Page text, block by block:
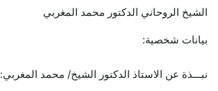
الشيخ الروحاني الدكتور محمد المغربي
بيانات شخصية:
نبـــذة عن الاستاذ الدكتور الشيخ/ محمد المغربي: